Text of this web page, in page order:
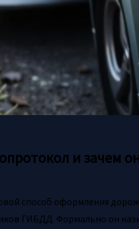
и зачем
способ оформления
ГИБДД. Формально он